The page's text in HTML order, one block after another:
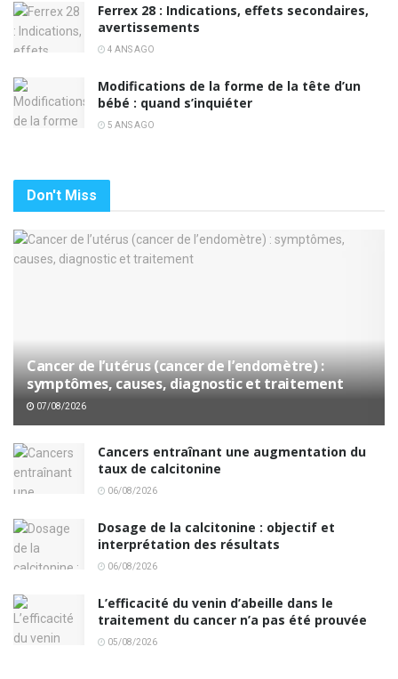
Ferrex 28 : Indications, effets secondaires,
avertissements
4 ANS AGO
Modifications de la forme de la tête d’un
bébé : quand s’inquiéter
5 ANS AGO
Don't Miss
Cancer de l’utérus (cancer de l’endomètre) :
symptômes, causes, diagnostic et traitement
07/08/2026
Cancers entraînant une augmentation du
taux de calcitonine
06/08/2026
Dosage de la calcitonine : objectif et
interprétation des résultats
06/08/2026
L’efficacité du venin d’abeille dans le
traitement du cancer n’a pas été prouvée
05/08/2026